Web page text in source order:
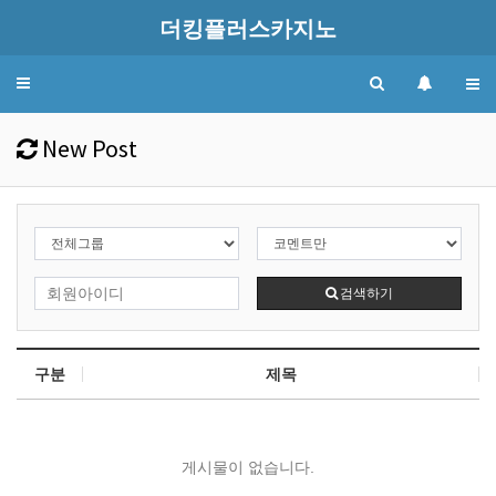
더킹플러스카지노
Toggle
New Post
검색하기
구분 제목
게시물이 없습니다.